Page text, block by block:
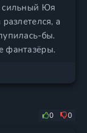
сильный Юя
а
бы.
фантазёры.
0 0